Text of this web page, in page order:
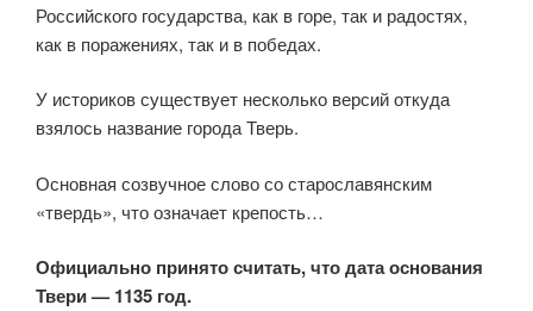
Российского государства, как в горе, так и радостях,
как в поражениях, так и в победах.
У историков существует несколько версий откуда
взялось название города Тверь.
Основная созвучное слово со старославянским
«твердь», что означает крепость…
Официально принято считать, что дата основания
Твери — 1135 год.